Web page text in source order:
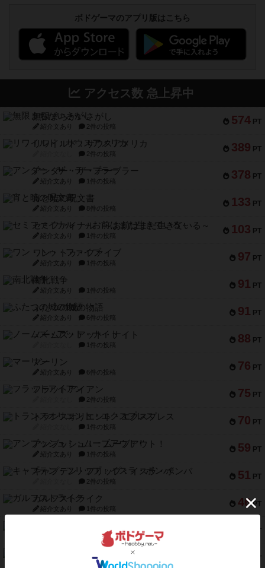
ボドゲーマのアプリ版はこちら
アクセス数 急上昇中
574 PT
無限まちがいさがし
紹介文あり 2件の投稿
389 PT
リワイルド：サウスアメリカ
2件の投稿
378 PT
アンダー・ザ・テーブラー
紹介文あり 1件の投稿
133 PT
宵と暁の呪文書
紹介文あり 8件の投稿
103 PT
セミファイナル ～お前はまだ生きている～
紹介文あり 1件の投稿
97 PT
ワン・トゥ・ファイブ
紹介文あり 1件の投稿
91 PT
南北戦争
紹介文あり 1件の投稿
91 PT
ふたつの城の物語
紹介文あり 6件の投稿
88 PT
ノームズ・アット・ナイト
1件の投稿
76 PT
マーリン
紹介文あり 6件の投稿
75 PT
フラットアイアン
2件の投稿
70 PT
トランスオリエント・エクスプレス
1件の投稿
59 PT
アンブッシュ！：ムーブアウト！
紹介文あり 1件の投稿
51 PT
キャプテン・フリップ：イスラ・ボンバ
2件の投稿
46 PT
ガルフストライク
紹介文あり 1件の投稿
PT
8件の投稿
PT
12件の投稿